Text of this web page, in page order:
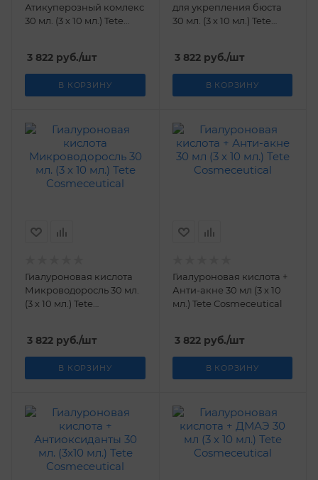
Атикуперозный комлекс
30 мл. (3 х 10 мл.) Tetе
3 822 руб./шт
В КОРЗИНУ
для укрепления бюста
30 мл. (3 х 10 мл.) Tetе
3 822руб./шт
В КОРЗИНУ
Гиалуроновая кислота
Микроводоросль 30 мл.
(3 х 10 мл.) Tetе
3 822 руб./шт
В КОРЗИНУ
Гиалуроновая кислота +
Анти-акне 30 мл (3 х 10
мл.) Tetе Cosmeceutical
3 822руб./шт
В КОРЗИНУ